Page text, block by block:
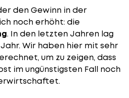
den Gewinn in der
noch erhöht: die
. In den letzten Jahren lag
Wir haben hier mit sehr
um zu zeigen, dass
im ungünstigsten Fall noch